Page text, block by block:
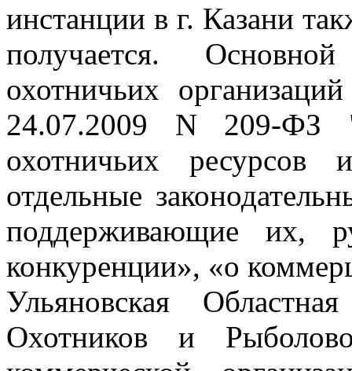
инстанции в г. Казани
получается.
охотничьих
24.07.2009 N 209-ФЗ
охотничьих
отдельные
поддерживающие их,
конкуренции», «о
Ульяновская
Охотников и